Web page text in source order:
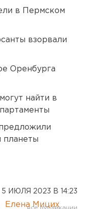
в Пермском
взорвали
Оренбурга
найти в
планеты
5 ИЮЛЯ 2023 В 14:23
Елена Мицих